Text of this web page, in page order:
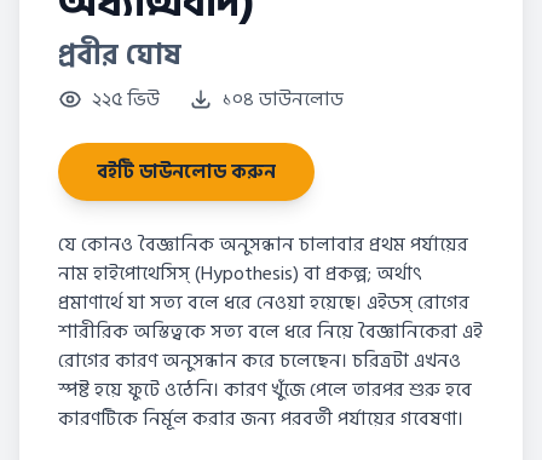
প্রবীর ঘোষ
২২৫ ভিউ ১০৪ ডাউনলোড
বইটি ডাউনলোড করুন
যে কোনও বৈজ্ঞানিক অনুসন্ধান চালাবার প্রথম পর্যায়ের
নাম হাইপোথেসিস্ (Hypothesis) বা প্রকল্প; অর্থাৎ
প্রমাণার্থে যা সত্য বলে ধরে নেওয়া হয়েছে। এইডস্ রোগের
শারীরিক অস্তিত্বকে সত্য বলে ধরে নিয়ে বৈজ্ঞানিকেরা এই
রোগের কারণ অনুসন্ধান করে চলেছেন। চরিত্রটা এখনও
স্পষ্ট হয়ে ফুটে ওঠেনি। কারণ খুঁজে পেলে তারপর শুরু হবে
কারণটিকে নির্মূল করার জন্য পরবর্তী পর্যায়ের গবেষণা।